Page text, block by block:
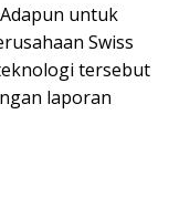
untuk
Swiss
tersebut
laporan